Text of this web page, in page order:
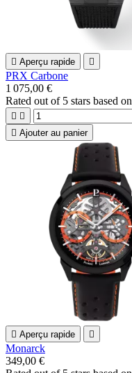
 Aperçu rapide 
PRX Carbone
1 075,00 €
Rated out of 5 stars based on
 
 Ajouter au panier
 Aperçu rapide 
Monarck
349,00 €